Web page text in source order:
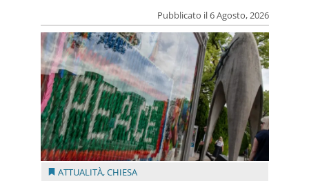
Pubblicato il 6 Agosto, 2026
ATTUALITÀ,CHIESA